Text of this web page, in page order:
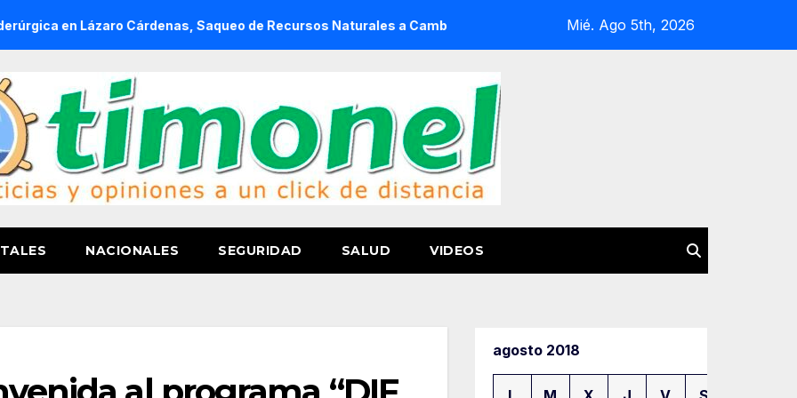
Cárdenas, Saqueo de Recursos Naturales a Cambio de Miseria Guardia Civil fortalece su capacidad operativa
Mié. Ago 5th, 2026
NACIONALES SEGURIDAD SALUD VIDEOS
agosto 2018